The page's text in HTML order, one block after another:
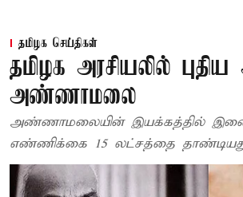
தமிழக செய்திகள்
தமிழக அரசியலில்
அண்ணாமலை
அண்ணாமலையின் இயக்கத்தில்
எண்ணிக்கை 15 லட்சத்தை